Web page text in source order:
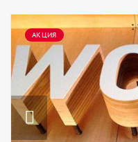
Previous
АКЦИЯ